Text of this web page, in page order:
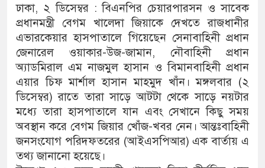
ঢাকা, ২ ডিসেম্বর : বিএনপির চেয়ারপারসন ও সাবেক
প্রধানমন্ত্রী বেগম খালেদা জিয়াকে দেখতে রাজধানীর
এভারকেয়ার হাসপাতালে গিয়েছেন সেনাবাহিনী প্রধান
জেনারেল ওয়াকার-উজ-জামান, নৌবাহিনী প্রধান
অ্যাডমিরাল এম নাজমুল হাসান ও বিমানবাহিনী প্রধান
এয়ার চিফ মার্শাল হাসান মাহমুদ খাঁন। মঙ্গলবার (২
ডিসেম্বর) রাতে তারা সাড়ে আটটা থেকে সাড়ে নয়টার
মধ্যে তারা হাসপাতালে যান এবং সেখানে কিছু সময়
অবস্থান করে বেগম জিয়ার খোঁজ-খবর নেন। আন্তঃবাহিনী
জনসংযোগ পরিদফতরের (আইএসপিআর) এক বার্তায় এ
তথ্য জানানো হয়েছে।